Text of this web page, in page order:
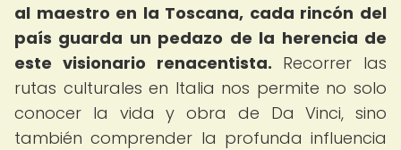
al maestro en la Toscana, cada rincón del
país guarda un pedazo de la herencia de
este visionario renacentista. Recorrer las
rutas culturales en Italia nos permite no solo
conocer la vida y obra de Da Vinci, sino
también comprender la profunda influencia